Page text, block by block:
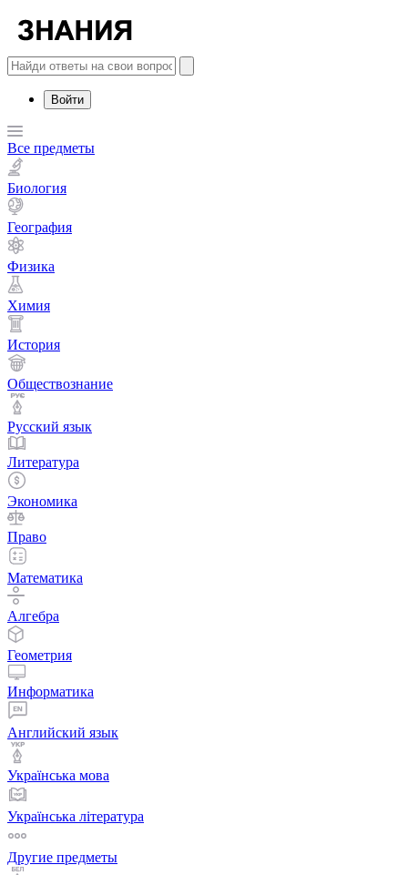
Войти
Все предметы
Биология
География
Физика
Химия
История
Обществознание
Русский язык
Литература
Экономика
Право
Математика
Алгебра
Геометрия
Информатика
Английский язык
Українська мова
Українська література
Другие предметы